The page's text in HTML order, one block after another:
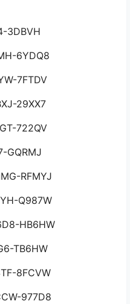
3DBVH
6YDQ8
7FTDV
29XX7
722QV
GQRMJ
RFMYJ
Q987W
HB6HW
TB6HW
8FCVW
977D8